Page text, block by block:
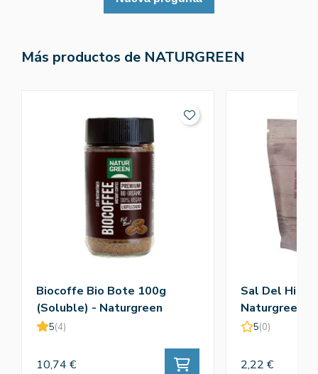
Más productos de NATURGREEN
Biocoffe Bio Bote 100g
(Soluble) - Naturgreen
5(4)
10,74 €
Sal Del
Naturgreen
5(0)
2,22 €